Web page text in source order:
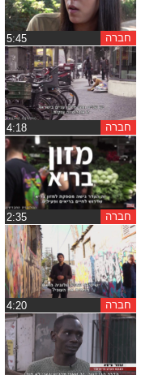
format_underlined
קו תחתי לקישורים
cached
חברה
חברה
חברה
חברה